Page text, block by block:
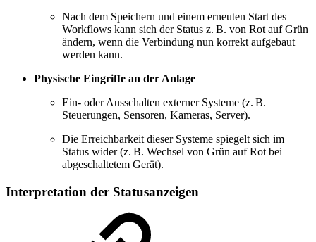
Nach dem Speichern und einem erneuten Start des
Workflows kann sich der Status z. B. von Rot auf Grün
ändern, wenn die Verbindung nun korrekt aufgebaut
werden kann.
Physische Eingriffe an der Anlage
Ein- oder Ausschalten externer Systeme (z. B.
Steuerungen, Sensoren, Kameras, Server).
Die Erreichbarkeit dieser Systeme spiegelt sich im
Status wider (z. B. Wechsel von Grün auf Rot bei
abgeschaltetem Gerät).
Interpretation der Statusanzeigen